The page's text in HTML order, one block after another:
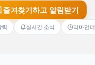
즐겨찾기하고 알림받기
력 실시간 소식 리마인더